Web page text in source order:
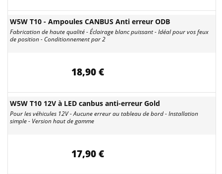
W5W T10 - Ampoules CANBUS Anti erreur ODB
Fabrication de haute qualité - Éclairage blanc puissant - Idéal pour vos feux
de position - Conditionnement par 2
18,90 €
W5W T10 12V à LED canbus anti-erreur Gold
Pour les véhicules 12V - Aucune erreur au tableau de bord - Installation
simple - Version haut de gamme
17,90 €